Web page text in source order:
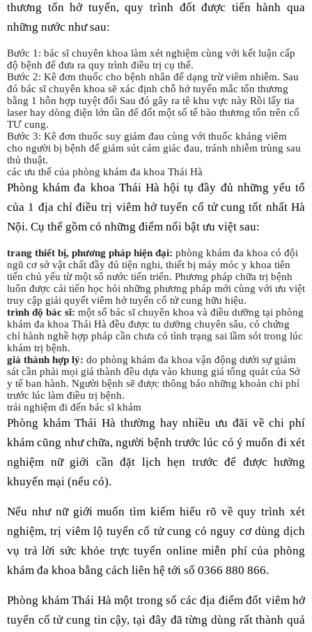
thương tổn hở tuyến, quy trình đốt được tiến hành qua
những nước như sau:
Bước 1: bác sĩ chuyên khoa làm xét nghiệm cùng với kết luận cấp
độ bệnh để đưa ra quy trình điều trị cụ thể.
Bước 2: Kê đơn thuốc cho bệnh nhân để dạng trừ viêm nhiễm. Sau
đó bác sĩ chuyên khoa sẽ xác định chỗ hở tuyến mắc tổn thương
bằng 1 hỗn hợp tuyệt đối Sau đó gây ra tê khu vực này Rồi lấy tia
laser hay dòng điện lớn tần để đốt một số tế bào thương tổn trên cổ
TƯ cung.
Bước 3: Kê đơn thuốc suy giảm đau cùng với thuốc kháng viêm
cho người bị bệnh để giảm sút cảm giác đau, tránh nhiễm trùng sau
thủ thuật.
các ưu thế của phòng khám đa khoa Thái Hà
Phòng khám đa khoa Thái Hà hội tụ đầy đủ những yếu tố
của 1 địa chỉ điều trị viêm hở tuyến cổ tử cung tốt nhất Hà
Nội. Cụ thể gồm có những điểm nổi bật ưu việt sau:
trang thiết bị, phương pháp hiện đại: phòng khám đa khoa có đội
ngũ cơ sở vật chất đầy đủ tiện nghi, thiết bị máy móc y khoa tiên
tiến chủ yếu từ một số nước tiến triển. Phương pháp chữa trị bệnh
luôn được cải tiến học hỏi những phương pháp mới cùng với ưu việt
truy cập giải quyết viêm hở tuyến cổ tử cung hữu hiệu.
trình độ bác sĩ: một số bác sĩ chuyên khoa và điều dưỡng tại phòng
khám đa khoa Thái Hà đều được tu dưỡng chuyên sâu, có chứng
chỉ hành nghề hợp pháp cần chưa có tình trạng sai lầm sót trong lúc
khám trị bệnh.
giá thành hợp lý: do phòng khám đa khoa vận động dưới sự giám
sát cần phải mọi giá thành đều dựa vào khung giá tổng quát của Sở
y tế ban hành. Người bệnh sẽ được thông báo những khoản chi phí
trước lúc làm điều trị bệnh.
trải nghiệm đi đến bác sĩ khám
Phòng khám Thái Hà thường hay nhiều ưu đãi về chi phí
khám cũng như chữa, người bệnh trước lúc có ý muốn đi xét
nghiệm nữ giới cần đặt lịch hẹn trước để được hưởng
khuyến mại (nếu có).
Nếu như nữ giới muốn tìm kiếm hiểu rõ về quy trình xét
nghiệm, trị viêm lộ tuyến cổ tử cung có nguy cơ dùng dịch
vụ trả lời sức khỏe trực tuyến online miễn phí của phòng
khám đa khoa bằng cách liên hệ tới số 0366 880 866.
Phòng khám Thái Hà một trong số các địa điểm đốt viêm hở
tuyến cổ tử cung tin cậy, tại đây đã từng dùng rất thành quả